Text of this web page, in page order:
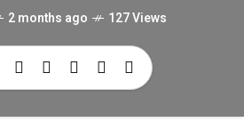
2 months ago 127 Views